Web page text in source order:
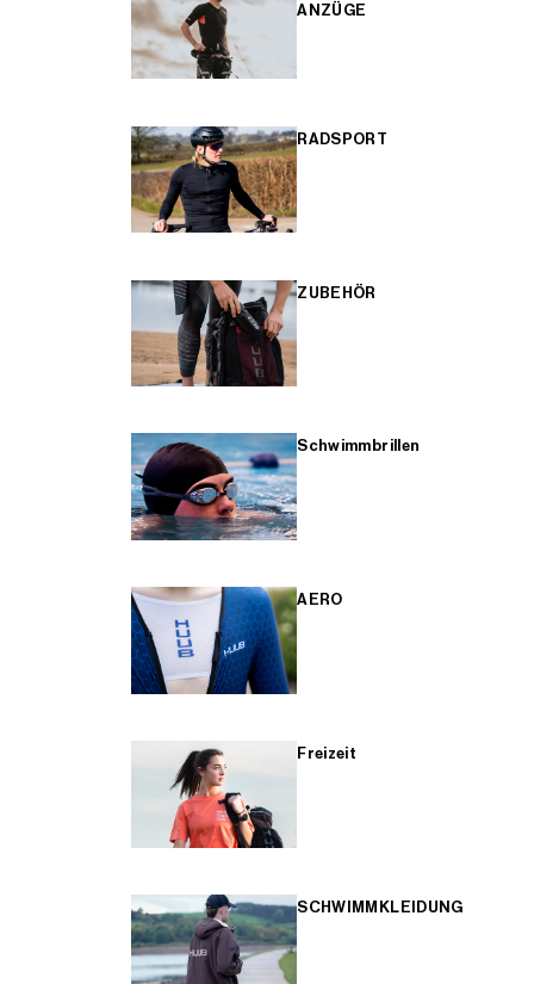
ANZÜGE
RADSPORT
ZUBEHÖR
Schwimmbrillen
AERO
Freizeit
SCHWIMMKLEIDUNG